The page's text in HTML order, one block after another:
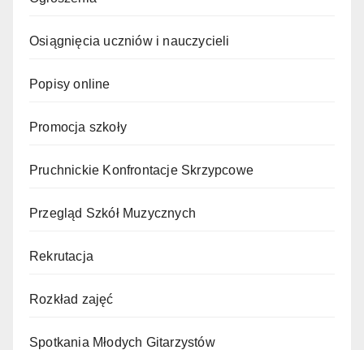
Osiągnięcia uczniów i nauczycieli
Popisy online
Promocja szkoły
Pruchnickie Konfrontacje Skrzypcowe
Przegląd Szkół Muzycznych
Rekrutacja
Rozkład zajęć
Spotkania Młodych Gitarzystów